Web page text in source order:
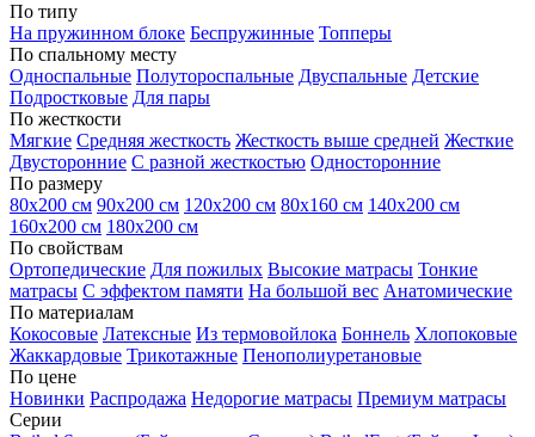
По типу
На пружинном блоке Беспружинные Топперы
По спальному месту
Односпальные Полутороспальные Двуспальные Детские
Подростковые Для пары
По жесткости
Мягкие Средняя жесткость Жесткость выше средней Жесткие
Двусторонние С разной жесткостью Односторонние
По размеру
80х200 см 90х200 см 120х200 см 80х160 см 140х200 см
160х200 см 180х200 см
По свойствам
Ортопедические Для пожилых Высокие матрасы Тонкие
матрасы С эффектом памяти На большой вес Анатомические
По материалам
Кокосовые Латексные Из термовойлока Боннель Хлопоковые
Жаккардовые Трикотажные Пенополиуретановые
По цене
Новинки Распродажа Недорогие матрасы Премиум матрасы
Серии